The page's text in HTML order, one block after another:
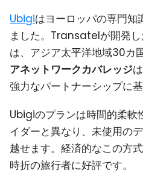
Ubigiはヨーロッパの専門知
ました。Transatelが開発
は、アジア太平洋地域30カ
アネットワークカバレッジ
強力なパートナーシップに基
Ubigiのプランは時間的柔軟
イダーと異なり、未使用の
越せます。経済的なこの方
時折の旅行者に好評です。